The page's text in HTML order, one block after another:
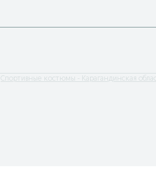
Спортивные костюмы - Карагандинская